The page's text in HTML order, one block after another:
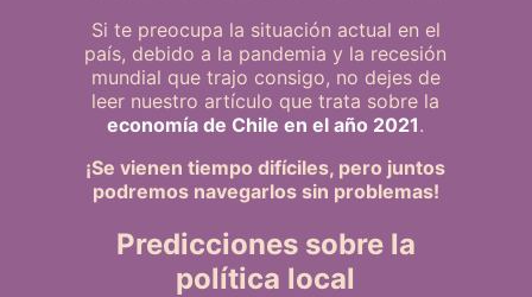
Si te preocupa la situación actual en el
país, debido a la pandemia y la recesión
mundial que trajo consigo, no dejes de
leer nuestro artículo que trata sobre la
economía de Chile en el año 2021.
¡Se vienen tiempo difíciles, pero juntos
podremos navegarlos sin problemas!
Predicciones sobre la
política local